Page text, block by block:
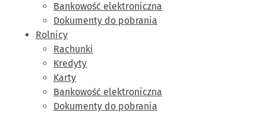
Bankowość elektroniczna
Dokumenty do pobrania
Rolnicy
Rachunki
Kredyty
Karty
Bankowość elektroniczna
Dokumenty do pobrania